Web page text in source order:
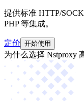
提供标准 HTTP/
PHP 等集成。
定价 开始使用
为什么选择 Nstproxy